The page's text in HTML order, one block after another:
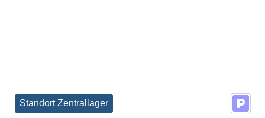
Standort Zentrallager